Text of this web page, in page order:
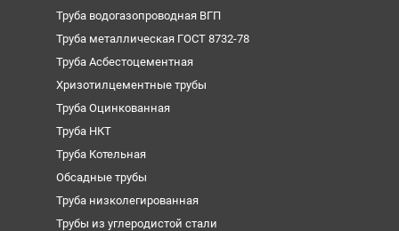
Труба водогазопроводная ВГП
Труба металлическая ГОСТ 8732-78
Труба Асбестоцементная
Хризотилцементные трубы
Труба Оцинкованная
Труба НКТ
Труба Котельная
Обсадные трубы
Труба низколегированная
Трубы из углеродистой стали